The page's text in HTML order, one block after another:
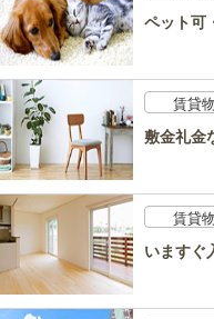
ペット可
賃貸
敷金礼金
賃貸
いますぐ